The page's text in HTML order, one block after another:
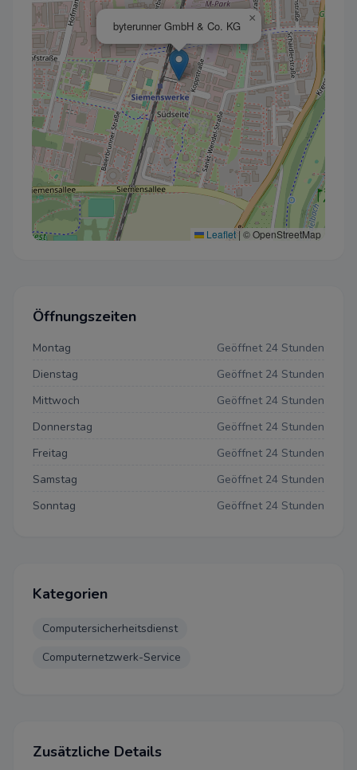
byterunner GmbH & Co. KG
×
Leaflet | © OpenStreetMap
Öffnungszeiten
Montag
Geöffnet 24 Stunden
Dienstag
Geöffnet 24 Stunden
Mittwoch
Geöffnet 24 Stunden
Donnerstag
Geöffnet 24 Stunden
Freitag
Geöffnet 24 Stunden
Samstag
Geöffnet 24 Stunden
Sonntag
Geöffnet 24 Stunden
Kategorien
Computersicherheitsdienst
Computernetzwerk-Service
Zusätzliche Details